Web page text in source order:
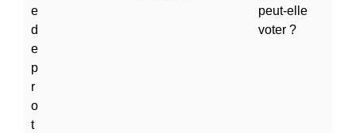
e
d
e
p
r
o
t
peut-elle
voter ?